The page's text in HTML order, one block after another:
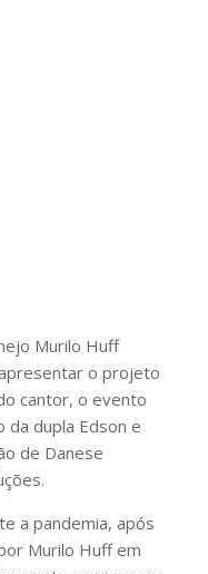
Murilo Huff
o projeto
cantor, o evento
da dupla Edson e
de Danese
a pandemia, após
Murilo Huff em